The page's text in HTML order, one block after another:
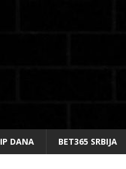
DANA BET365 SRBIJA